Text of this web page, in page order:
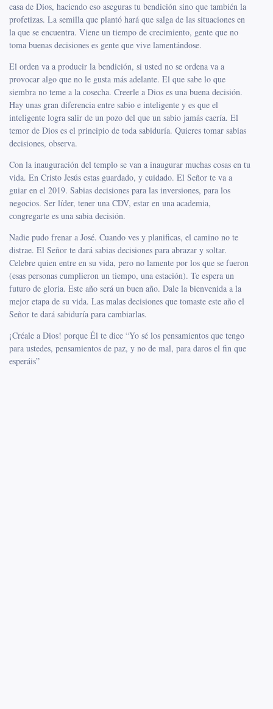
casa de Dios, haciendo eso aseguras tu bendición sino que también la
profetizas. La semilla que plantó hará que salga de las situaciones en
la que se encuentra. Viene un tiempo de crecimiento, gente que no
toma buenas decisiones es gente que vive lamentándose.
El orden va a producir la bendición, si usted no se ordena va a
provocar algo que no le gusta más adelante. El que sabe lo que
siembra no teme a la cosecha. Creerle a Dios es una buena decisión.
Hay unas gran diferencia entre sabio e inteligente y es que el
inteligente logra salir de un pozo del que un sabio jamás caería. El
temor de Dios es el principio de toda sabiduría. Quieres tomar sabias
decisiones, observa.
Con la inauguración del templo se van a inaugurar muchas cosas en tu
vida. En Cristo Jesús estas guardado, y cuidado. El Señor te va a
guiar en el 2019. Sabias decisiones para las inversiones, para los
negocios. Ser líder, tener una CDV, estar en una academia,
congregarte es una sabia decisión.
Nadie pudo frenar a José. Cuando ves y planificas, el camino no te
distrae. El Señor te dará sabias decisiones para abrazar y soltar.
Celebre quien entre en su vida, pero no lamente por los que se fueron
(esas personas cumplieron un tiempo, una estación). Te espera un
futuro de gloria. Este año será un buen año. Dale la bienvenida a la
mejor etapa de su vida. Las malas decisiones que tomaste este año el
Señor te dará sabiduría para cambiarlas.
¡Créale a Dios! porque Él te dice “Yo sé los pensamientos que tengo
para ustedes, pensamientos de paz, y no de mal, para daros el fin que
esperáis”